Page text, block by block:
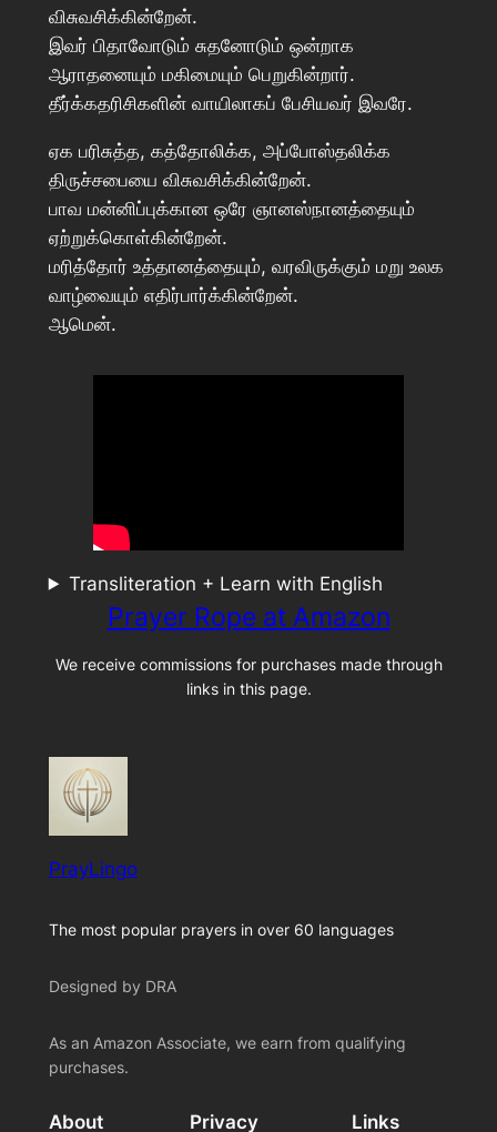
விசுவசிக்கின்றேன்.
இவர் பிதாவோடும் சுதனோடும் ஒன்றாக
ஆராதனையும் மகிமையும் பெறுகின்றார்.
தீர்க்கதரிசிகளின் வாயிலாகப் பேசியவர் இவரே.
ஏக பரிசுத்த, கத்தோலிக்க, அப்போஸ்தலிக்க
திருச்சபையை விசுவசிக்கின்றேன்.
பாவ மன்னிப்புக்கான ஒரே ஞானஸ்நானத்தையும்
ஏற்றுக்கொள்கின்றேன்.
மரித்தோர் உத்தானத்தையும், வரவிருக்கும் மறு உலக
வாழ்வையும் எதிர்பார்க்கின்றேன்.
ஆமென்.
Transliteration + Learn with English
Prayer Rope at Amazon
We receive commissions for purchases made through
links in this page.
PrayLingo
The most popular prayers in over 60 languages
Designed by DRA
As an Amazon Associate, we earn from qualifying
purchases.
About Privacy Links